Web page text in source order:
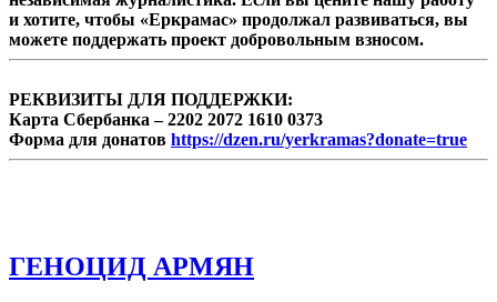
и хотите, чтобы «Еркрамас» продолжал развиваться, вы
можете поддержать проект добровольным взносом.
РЕКВИЗИТЫ ДЛЯ ПОДДЕРЖКИ:
Карта Сбербанка – 2202 2072 1610 0373
Форма для донатов https://dzen.ru/yerkramas?donate=true
ГЕНОЦИД АРМЯН